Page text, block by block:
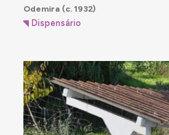
Odemira(c. 1932)
Dispensário